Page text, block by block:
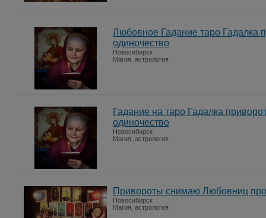
Любовное Гадание таро Гадалка
одиночество
Новосибирск
Магия, астрология
Гадание на таро Гадалка
одиночество
Новосибирск
Магия, астрология
Привороты снимаю Любовниц
Новосибирск
Магия, астрология